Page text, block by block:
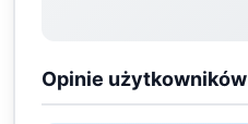
Opinie użytkowników